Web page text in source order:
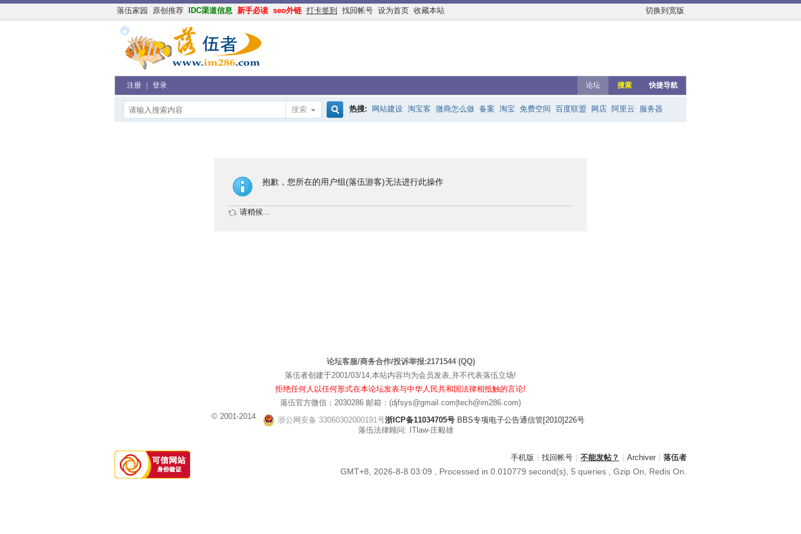
落伍家园 原创推荐 IDC渠道信息 新手必读 seo外链 打卡签到 找回帐号 设为首页 收藏本站 切换到宽版
注册 登录 论坛 搜索 快捷导航
搜索
索
热搜: 网站建设 淘宝客 微商怎么做 备案 淘宝 免费空间 百度联盟 网店 阿里云 服务器
抱歉，您所在的用户组(落伍游客)无法进行此操作
请稍候...
论坛客服/商务合作/投诉举报:2171544 (QQ)
落伍者创建于2001/03/14,本站内容均为会员发表,并不代表落伍立场!
拒绝任何人以任何形式在本论坛发表与中华人民共和国法律相抵触的言论!
落伍官方微信：2030286 邮箱：(djfsys@gmail.com|tech@im286.com)
© 2001-2014
浙公网安备 33060302000191号浙ICP备11034705号 BBS专项电子公告通信管[2010]226号
落伍法律顾问: ITlaw-庄毅雄
手机版 找回帐号 不能发帖？ Archiver 落伍者
GMT+8, 2026-8-8 03:09 , Processed in 0.010779 second(s), 5 queries , Gzip On, Redis On.